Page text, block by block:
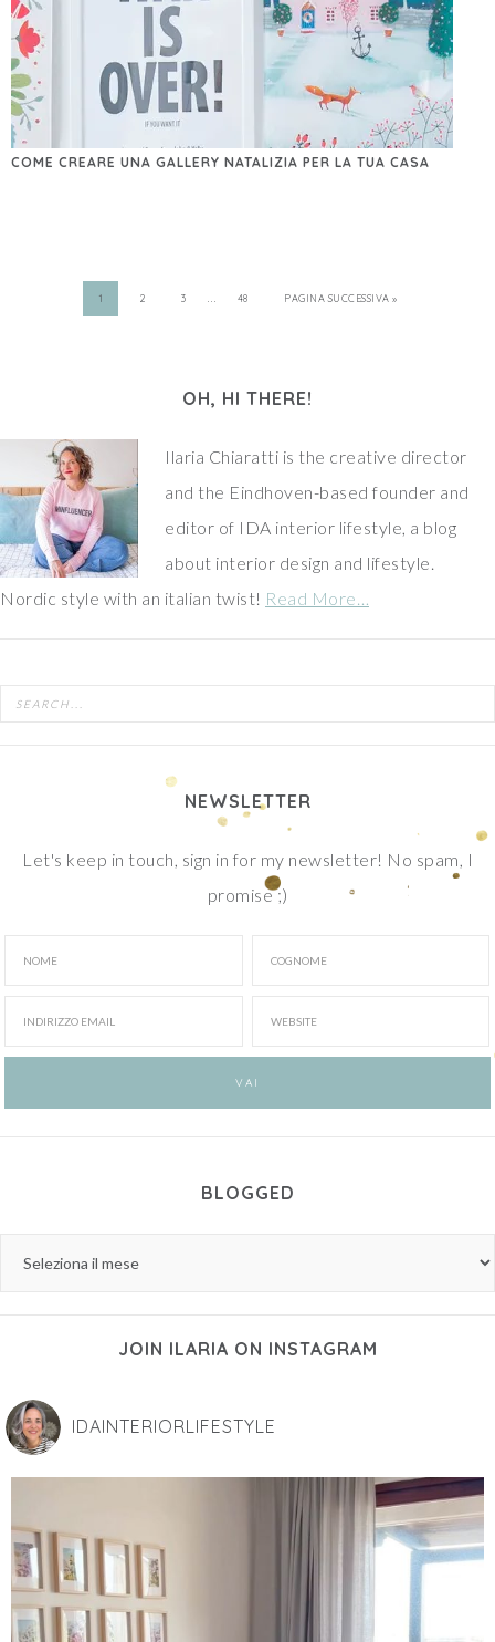
COME CREARE UNA GALLERY NATALIZIA PER LA TUA CASA
1 2 3 … 48 PAGINA SUCCESSIVA »
OH, HI THERE!
Ilaria Chiaratti is the creative director
and the Eindhoven-based founder and
editor of IDA interior lifestyle, a blog
about interior design and lifestyle.
Nordic style with an italian twist! Read More…
NEWSLETTER
Let's keep in touch, sign in for my newsletter! No spam, I
promise ;)
BLOGGED
JOIN ILARIA ON INSTAGRAM
IDAINTERIORLIFESTYLE